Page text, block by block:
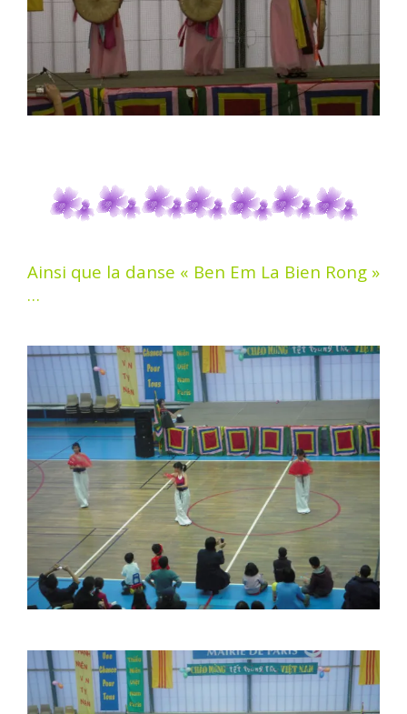
Ainsi que la danse « Ben Em La Bien Rong »
…